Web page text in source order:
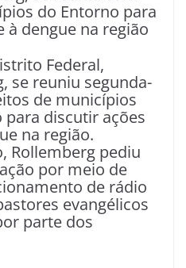
do Entorno para
dengue na região
Federal,
se reuniu segunda-
de municípios
discutir ações
na região.
Rollemberg pediu
por meio de
de rádio
evangélicos
parte dos